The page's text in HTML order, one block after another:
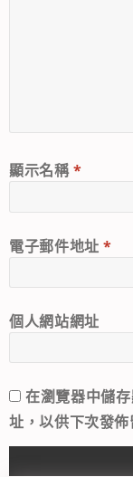
顯示名稱*
電子郵件地址*
個人網站網址
在瀏覽器中儲
址，以供下次發佈